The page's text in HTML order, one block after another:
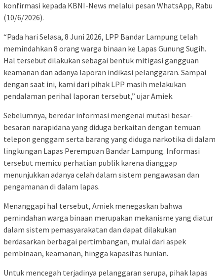
konfirmasi kepada KBNI-News melalui pesan WhatsApp, Rabu
(10/6/2026).
“Pada hari Selasa, 8 Juni 2026, LPP Bandar Lampung telah
memindahkan 8 orang warga binaan ke Lapas Gunung Sugih.
Hal tersebut dilakukan sebagai bentuk mitigasi gangguan
keamanan dan adanya laporan indikasi pelanggaran. Sampai
dengan saat ini, kami dari pihak LPP masih melakukan
pendalaman perihal laporan tersebut,” ujar Amiek.
Sebelumnya, beredar informasi mengenai mutasi besar-
besaran narapidana yang diduga berkaitan dengan temuan
telepon genggam serta barang yang diduga narkotika di dalam
lingkungan Lapas Perempuan Bandar Lampung. Informasi
tersebut memicu perhatian publik karena dianggap
menunjukkan adanya celah dalam sistem pengawasan dan
pengamanan di dalam lapas.
Menanggapi hal tersebut, Amiek menegaskan bahwa
pemindahan warga binaan merupakan mekanisme yang diatur
dalam sistem pemasyarakatan dan dapat dilakukan
berdasarkan berbagai pertimbangan, mulai dari aspek
pembinaan, keamanan, hingga kapasitas hunian.
Untuk mencegah terjadinya pelanggaran serupa, pihak lapas